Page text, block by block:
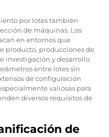
por lotes también
de máquinas. Los
en entornos que
producto, producciones de
investigación y desarrollo.
entre lotes sin
de configuración
valiosas para
diversos requisitos de
de